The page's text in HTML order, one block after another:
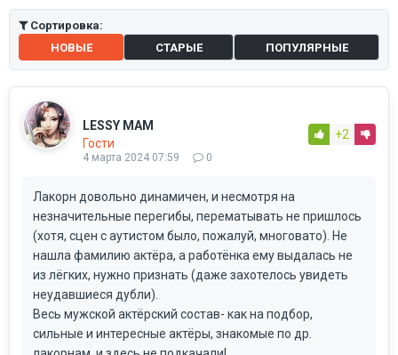
Сортировка:
НОВЫЕ
СТАРЫЕ ПОПУЛЯРНЫЕ
LESSY MAM
Гости
4 марта 2024 07:59 0
+2
Лакорн довольно динамичен, и несмотря на
незначительные перегибы, перематывать не пришлось
(хотя, сцен с аутистом было, пожалуй, многовато). Не
нашла фамилию актёра, а работёнка ему выдалась не
из лёгких, нужно признать (даже захотелось увидеть
неудавшиеся дубли).
Весь мужской актёрский состав- как на подбор,
сильные и интересные актёры, знакомые по др.